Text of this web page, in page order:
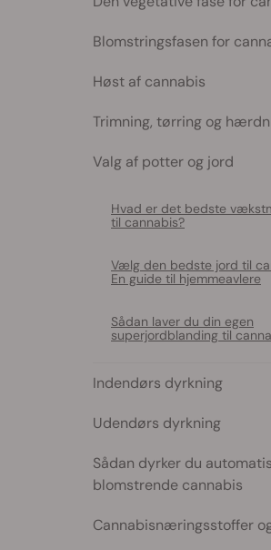
Blomstringsfasen for
Høst af cannabis
Trimning, tørring og
Valg af potter og jord
Hvad er det bedste
til cannabis?
Vælg den bedste jord til
En guide til hjemmeavlere
Sådan laver du din egen
superjordblanding til
Indendørs dyrkning
Udendørs dyrkning
Sådan dyrker du
blomstrende cannabis
Cannabisnæringsstoffer